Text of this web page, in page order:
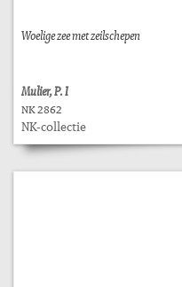
Woelige zee met zeilschepen
Mulier, P. I
NK 2862
NK-collectie